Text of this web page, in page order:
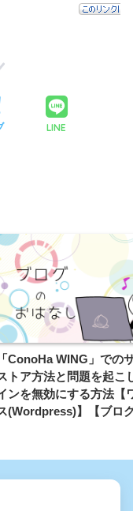
LINE
「ConoHa WING」での
トア方法と問題を起こ
ンを無効にする方法【
(Wordpress)】【ブロ